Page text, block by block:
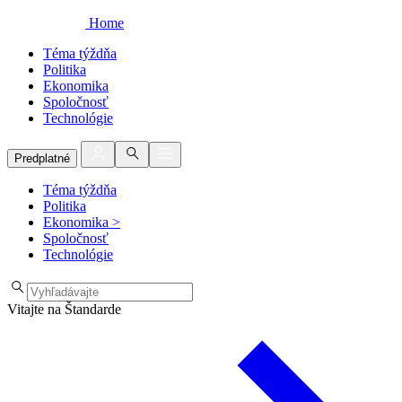
Home
Téma týždňa
Politika
Ekonomika
Spoločnosť
Technológie
Predplatné
Téma týždňa
Politika
Ekonomika >
Spoločnosť
Technológie
Vitajte na Štandarde